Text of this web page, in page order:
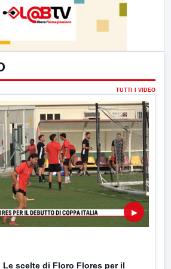
TUTTI I VIDEO
▶
Le scelte di Floro Flores per il